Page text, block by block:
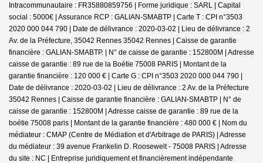
Intracommunautaire : FR35880859756 | Forme juridique : SARL | Capital
social : 5000€ | Assurance RCP : GALIAN-SMABTP | Carte T : CPI n°3503
2020 000 044 790 | Date de délivrance : 2020-03-02 | Lieu de délivrance : 2
Av. de la Préfecture, 35042 Rennes 35042 Rennes | Caisse de garantie
financière : GALIAN-SMABTP. | N° de caisse de garantie : 152800M | Adresse
caisse de garantie : 89 rue de la Boétie 75008 PARIS | Montant de la
garantie financière : 120 000 € | Carte G : CPI n°3503 2020 000 044 790 |
Date de délivrance : 2020-03-02 | Lieu de délivrance : 2 Av. de la Préfecture
35042 Rennes | Caisse de garantie financière : GALIAN-SMABTP | N° de
caisse de garantie : 152800M | Adresse caisse de garantie : 89 rue de la
boétie 75008 paris | Montant de la garantie financière : 480 000 € | Nom du
médiateur : CMAP (Centre de Médiation et d'Arbitrage de PARIS) | Adresse
du médiateur : 39 avenue Frankelin D. Roosewelt - 75008 PARIS | Adresse
du site : NC | Entreprise juridiquement et financièrement indépendante